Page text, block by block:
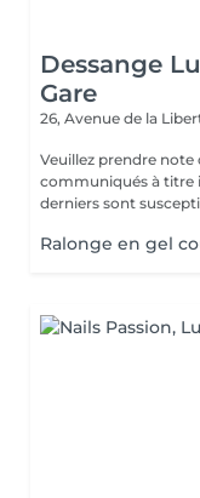
Dessange
Gare
26, Avenue de la
Veuillez prendre note
communiqués à titre
derniers sont
Ralonge en gel